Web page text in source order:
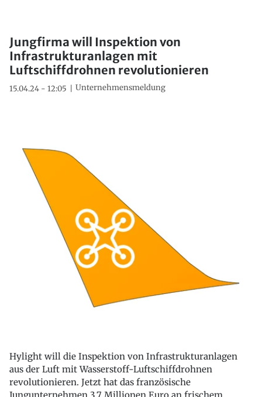
Jungfirma will Inspektion von
Infrastrukturanlagen mit
Luftschiffdrohnen revolutionieren
15.04.24 - 12:05 Unternehmensmeldung
Hylight will die Inspektion von Infrastrukturanlagen
aus der Luft mit Wasserstoff-Luftschiffdrohnen
revolutionieren. Jetzt hat das französische